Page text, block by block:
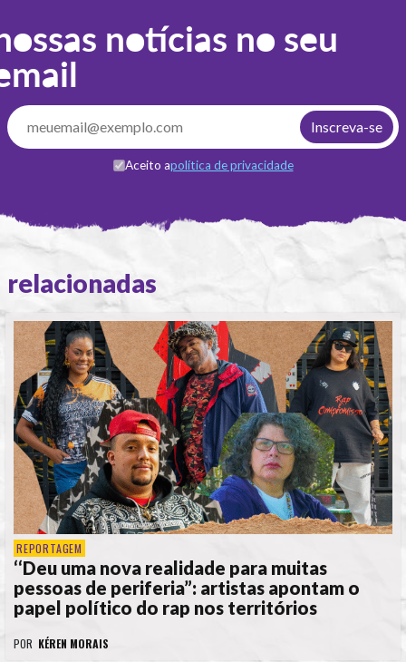
notícias no seu
Aceito apolítica de privacidade
relacionadas
REPORTAGEM
‘‘Deu uma nova realidade para muitas
pessoas de periferia”: artistas apontam o
papel político do rap nos territórios
POR KÉREN MORAIS